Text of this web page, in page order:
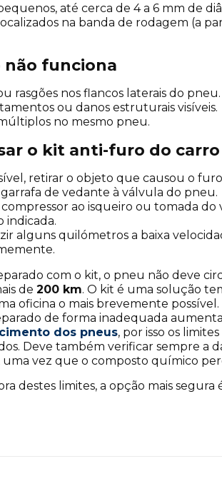
até cerca de 4 a 6 mm de
na banda de rodagem (a
não funciona
rasgões nos flancos laterais do pneu.
ou danos estruturais visíveis.
no mesmo pneu.
o kit anti-furo do carro
retirar o objeto que causou o
garrafa de vedante à válvula do pneu.
compressor ao isqueiro ou tomada
indicada.
alguns quilómetros a baixa
com o kit, o pneu não deve
de 200 km. O kit é uma solução
oficina o mais brevemente
de forma inadequada
dos pneus, por isso os
Deve também verificar sempre a
vez que o composto químico
destes limites, a opção mais segura